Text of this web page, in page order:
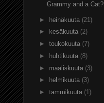
Grammy and a Cat?
► heinäkuuta (21)
►
kesäkuuta (2)
► toukokuuta (7)
►
huhtikuuta (8)
► maaliskuuta (3)
►
helmikuuta (3)
► tammikuuta (1)